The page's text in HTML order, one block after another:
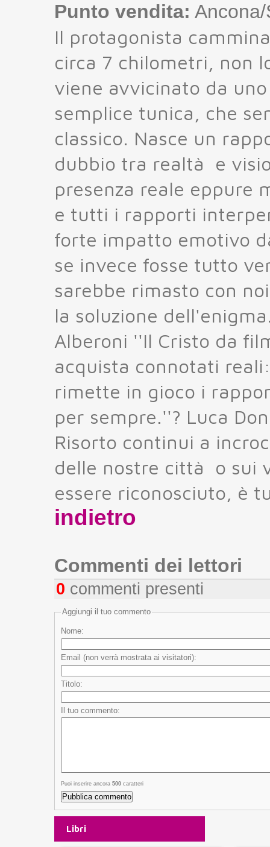
Punto vendita:
Il protagonista
circa 7 chilometri, non
viene avvicinato da
semplice tunica, che
classico. Nasce un
dubbio tra realtà e
presenza reale eppure
e tutti i rapporti
forte impatto emotivo
se invece fosse tutto
sarebbe rimasto con
la soluzione
Alberoni ''Il Cristo da
acquista connotati
rimette in gioco i
per sempre.''? Luca
Risorto continui a
delle nostre città o sui
essere riconosciuto, è
indietro
Commenti dei lettori
0 commenti presenti
Aggiungi il tuo commento
Nome:
Email (non verrà mostrata ai visitatori):
Titolo:
Il tuo commento:
Puoi inserire ancora 500 caratteri
Libri